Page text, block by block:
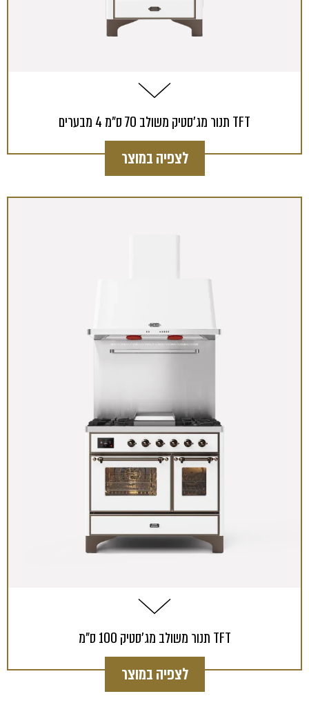
תנור מג'סטיק משולב 70 ס"מ 4 מבערים TFT
לצפיה במוצר
תנור משולב מג'סטיק 100 ס"מ TFT
לצפיה במוצר